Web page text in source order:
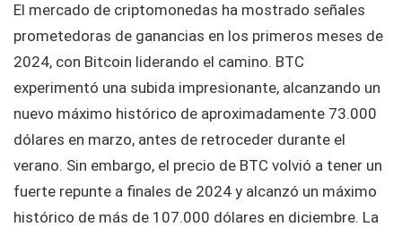
El mercado de criptomonedas ha mostrado señales
prometedoras de ganancias en los primeros meses de
2024, con Bitcoin liderando el camino. BTC
experimentó una subida impresionante, alcanzando un
nuevo máximo histórico de aproximadamente 73.000
dólares en marzo, antes de retroceder durante el
verano. Sin embargo, el precio de BTC volvió a tener un
fuerte repunte a finales de 2024 y alcanzó un máximo
histórico de más de 107.000 dólares en diciembre. La